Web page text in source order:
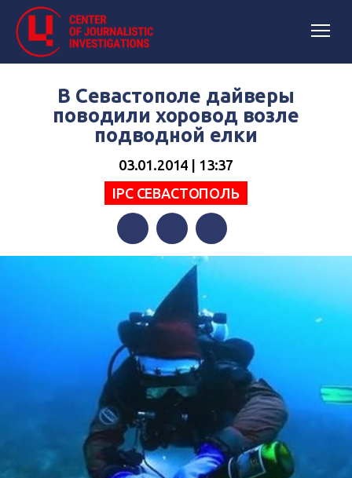
В Севастополе дайверы
поводили хоровод возле
подводной елки
03.01.2014 | 13:37
IPC СЕВАСТОПОЛЬ
FacebookTwitterTelegram